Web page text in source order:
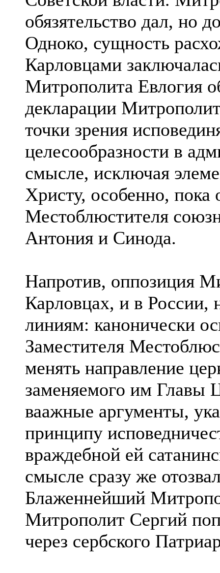
обязятельство дал, но
Одноко, сущность
Каpловцами
Митpополита Евлогия
декларации
точки зрения
целесообразности в
смысле, исключая
Христу, особенно, пока
Местоблюстителя
Антония и Синода.
Напротив, оппозиция
Каpловцах, и в России,
линиям: канонически
Заместителя
менять направление
заменяемого им Главы
ваажные аргументы,
принципу
враждебной ей
смысле сразу же
Блаженнейший
Митpополит Сергий
через сербского